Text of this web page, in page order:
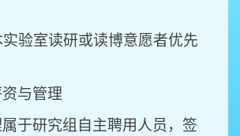
验室读研或读博意愿者优先
与管理
于研究组自主聘用人员，签